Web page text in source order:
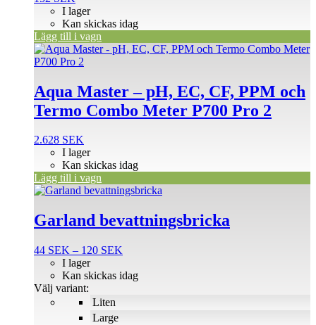
I lager
Kan skickas idag
Lägg till i vagn
Aqua Master – pH, EC, CF, PPM och
Termo Combo Meter P700 Pro 2
2.628 SEK
I lager
Kan skickas idag
Lägg till i vagn
Garland bevattningsbricka
44 SEK – 120 SEK
till
Liten
Large
I lager
Kan skickas idag
Välj variant:
Den
produkten
har
varianter.
olika
alternativen